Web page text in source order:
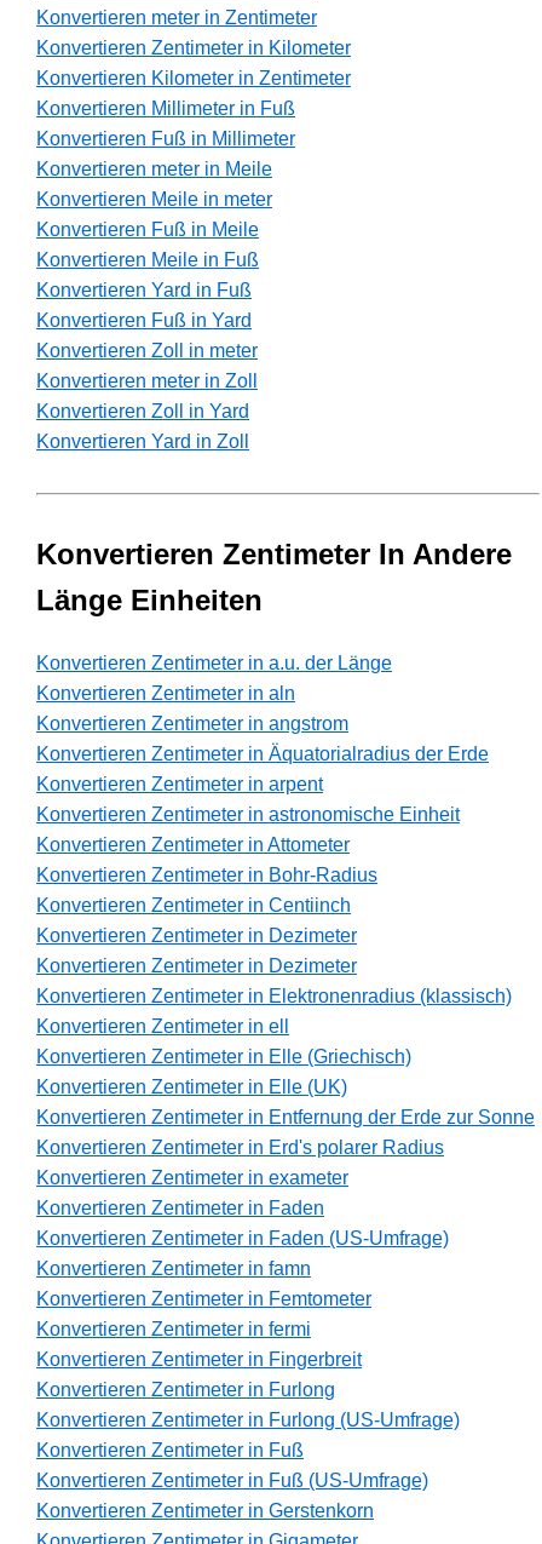
Konvertieren meter in Zentimeter
Konvertieren Zentimeter in Kilometer
Konvertieren Kilometer in Zentimeter
Konvertieren Millimeter in Fuß
Konvertieren Fuß in Millimeter
Konvertieren meter in Meile
Konvertieren Meile in meter
Konvertieren Fuß in Meile
Konvertieren Meile in Fuß
Konvertieren Yard in Fuß
Konvertieren Fuß in Yard
Konvertieren Zoll in meter
Konvertieren meter in Zoll
Konvertieren Zoll in Yard
Konvertieren Yard in Zoll
Konvertieren Zentimeter In Andere
Länge Einheiten
Konvertieren Zentimeter in a.u. der Länge
Konvertieren Zentimeter in aln
Konvertieren Zentimeter in angstrom
Konvertieren Zentimeter in Äquatorialradius der Erde
Konvertieren Zentimeter in arpent
Konvertieren Zentimeter in astronomische Einheit
Konvertieren Zentimeter in Attometer
Konvertieren Zentimeter in Bohr-Radius
Konvertieren Zentimeter in Centiinch
Konvertieren Zentimeter in Dezimeter
Konvertieren Zentimeter in Dezimeter
Konvertieren Zentimeter in Elektronenradius (klassisch)
Konvertieren Zentimeter in ell
Konvertieren Zentimeter in Elle (Griechisch)
Konvertieren Zentimeter in Elle (UK)
Konvertieren Zentimeter in Entfernung der Erde zur Sonne
Konvertieren Zentimeter in Erd's polarer Radius
Konvertieren Zentimeter in exameter
Konvertieren Zentimeter in Faden
Konvertieren Zentimeter in Faden (US-Umfrage)
Konvertieren Zentimeter in famn
Konvertieren Zentimeter in Femtometer
Konvertieren Zentimeter in fermi
Konvertieren Zentimeter in Fingerbreit
Konvertieren Zentimeter in Furlong
Konvertieren Zentimeter in Furlong (US-Umfrage)
Konvertieren Zentimeter in Fuß
Konvertieren Zentimeter in Fuß (US-Umfrage)
Konvertieren Zentimeter in Gerstenkorn